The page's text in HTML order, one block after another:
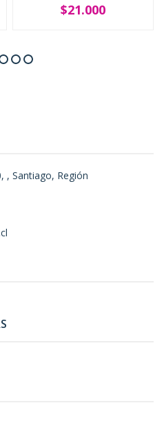
$21.000
, Santiago, Región